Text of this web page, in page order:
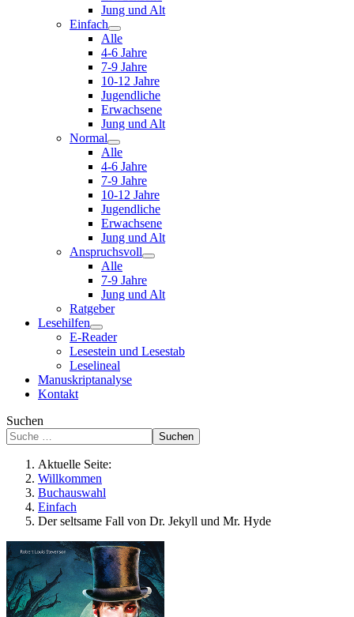
Jung und Alt
Einfach
Alle
4-6 Jahre
7-9 Jahre
10-12 Jahre
Jugendliche
Erwachsene
Jung und Alt
Normal
Alle
4-6 Jahre
7-9 Jahre
10-12 Jahre
Jugendliche
Erwachsene
Jung und Alt
Anspruchsvoll
Alle
7-9 Jahre
Jung und Alt
Ratgeber
Lesehilfen
E-Reader
Lesestein und Lesestab
Leselineal
Manuskriptanalyse
Kontakt
Suchen
Suchen
Aktuelle Seite:
Willkommen
Buchauswahl
Einfach
Der seltsame Fall von Dr. Jekyll und Mr. Hyde